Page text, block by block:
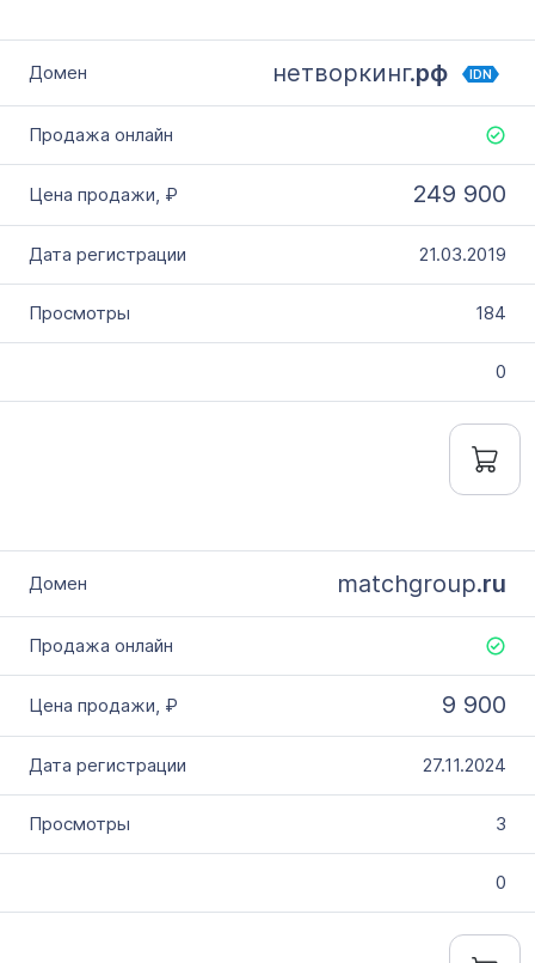
нетворкинг.рф IDN
249 900
21.03.2019
184
0
matchgroup.ru
9 900
27.11.2024
3
0